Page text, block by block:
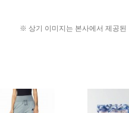
※ 상기 이미지는 본사에서 제공된